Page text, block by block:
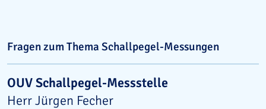
Fragen zum Thema Schallpegel-Messungen
OUV Schallpegel-Messstelle
Herr Jürgen Fecher